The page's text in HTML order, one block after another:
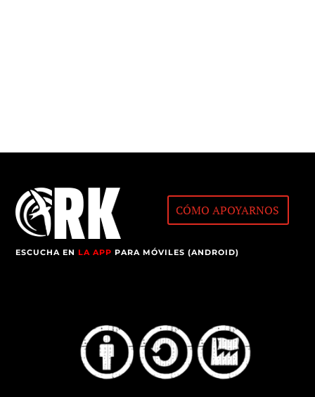
CÓMO APOYARNOS
ESCUCHA ENLA APP PARA MÓVILES (ANDROID)